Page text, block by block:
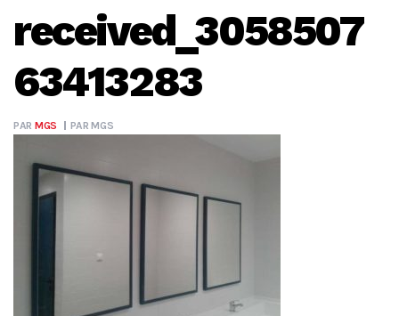
received_3058507
63413283
PAR MGS PARMGS